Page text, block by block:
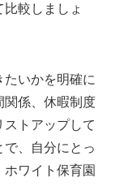
較しましょ
いかを明確に
関係、休暇制度
トアップして
、自分にとっ
ワイト保育園